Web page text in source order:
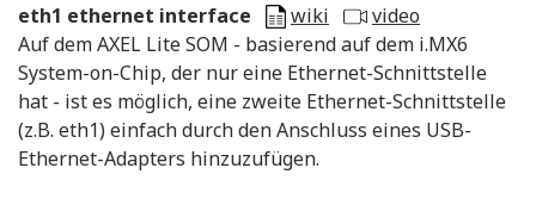
eth1 ethernet interface
wiki
video
Auf dem AXEL Lite SOM - basierend auf dem i.MX6
System-on-Chip, der nur eine Ethernet-Schnittstelle
hat - ist es möglich, eine zweite Ethernet-Schnittstelle
(z.B. eth1) einfach durch den Anschluss eines USB-
Ethernet-Adapters hinzuzufügen.